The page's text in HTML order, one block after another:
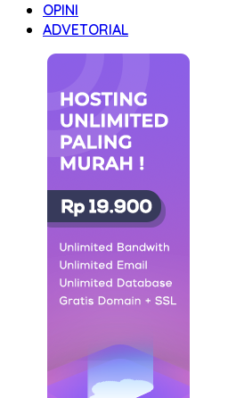
OPINI
ADVETORIAL